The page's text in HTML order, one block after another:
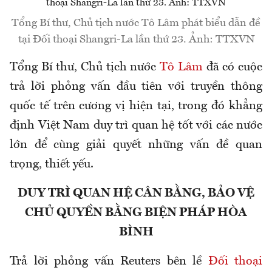
Tổng Bí thư, Chủ tịch nước Tô Lâm phát biểu dẫn đề
tại Đối thoại Shangri-La lần thứ 23. Ảnh: TTXVN
Tổng Bí thư, Chủ tịch nướcTô Lâmđã có cuộc
trả lời phỏng vấn đầu tiên với truyền thông
quốc tế trên cương vị hiện tại, trong đó khẳng
định Việt Nam duy trì quan hệ tốt với các nước
lớn để cùng giải quyết những vấn đề quan
trọng, thiết yếu.
DUY TRÌ QUAN HỆ CÂN BẰNG, BẢO VỆ
CHỦ QUYỀN BẰNG BIỆN PHÁP HÒA
BÌNH
Trả lời phỏng vấn Reuters bên lề Đối thoại